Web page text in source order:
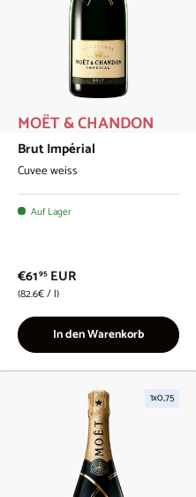
MOËT & CHANDON
Brut Impérial
Cuvee weiss
Auf Lager
€6195 EUR
Grundpreis
82.6€/l
In den Warenkorb
1x0,75